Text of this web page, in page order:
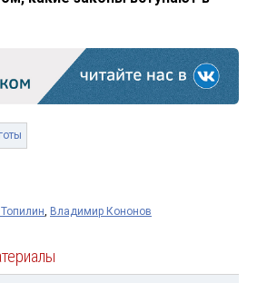
, Владимир Кононов